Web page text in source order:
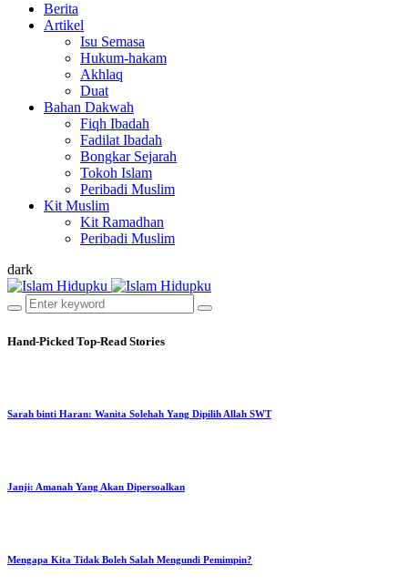
Berita
Artikel
Isu Semasa
Hukum-hakam
Akhlaq
Duat
Bahan Dakwah
Fiqh Ibadah
Fadilat Ibadah
Bongkar Sejarah
Tokoh Islam
Peribadi Muslim
Kit Muslim
Kit Ramadhan
Peribadi Muslim
dark
Hand-Picked Top-Read Stories
Sarah binti Haran: Wanita Solehah Yang Dipilih Allah SWT
Janji: Amanah Yang Akan Dipersoalkan
Mengapa Kita Tidak Boleh Salah Mengundi Pemimpin?